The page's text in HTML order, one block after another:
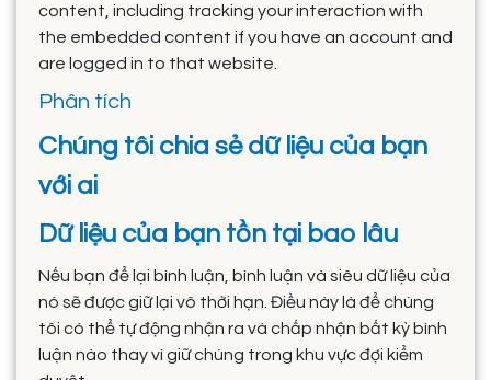
content, including tracking your interaction with
the embedded content if you have an account and
are logged in to that website.
Phân tích
Chúng tôi chia sẻ dữ liệu của bạn
với ai
Dữ liệu của bạn tồn tại bao lâu
Nếu bạn để lại bình luận, bình luận và siêu dữ liệu của
nó sẽ được giữ lại vô thời hạn. Điều này là để chúng
tôi có thể tự động nhận ra và chấp nhận bất kỳ bình
luận nào thay vì giữ chúng trong khu vực đợi kiểm